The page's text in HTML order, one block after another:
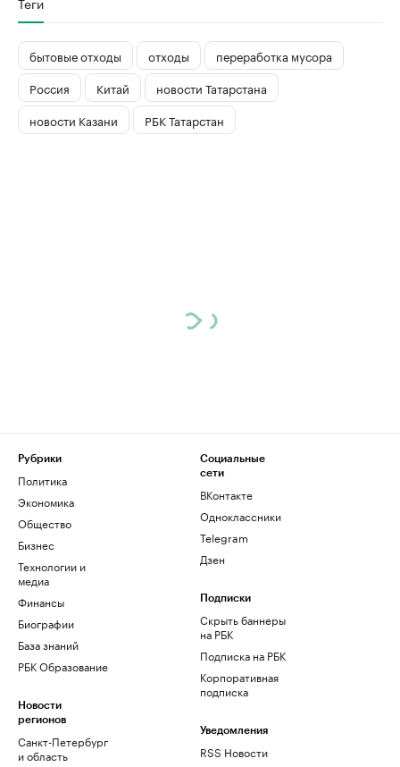
бытовые отходы отходы
переработка мусора
Россия
Китай
новости Татарстана
новости Казани
РБК Татарстан
Рубрики
Политика
Экономика
Общество
Бизнес
Технологии и
медиа
Финансы
Биографии
База знаний
РБК Образование
Новости
регионов
Санкт-Петербург
и область
Социальные
сети
ВКонтакте
Одноклассники
Telegram
Дзен
Подписки
Скрыть баннеры
на РБК
Подписка на РБК
Корпоративная
подписка
Уведомления
RSS Новости